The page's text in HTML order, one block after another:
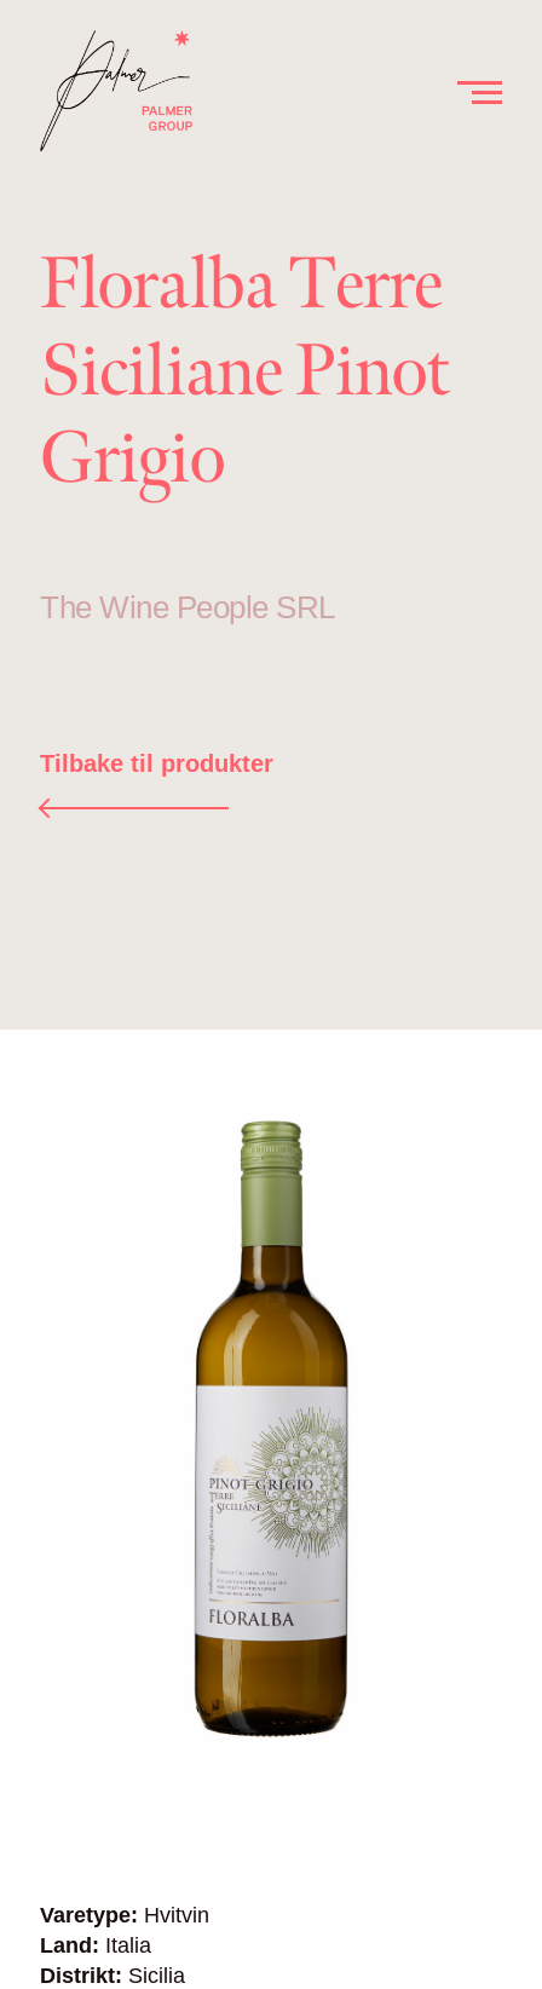
Floralba Terre
Siciliane Pinot
Grigio
The Wine People SRL
Tilbake til produkter
Varetype: Hvitvin
Land: Italia
Distrikt: Sicilia